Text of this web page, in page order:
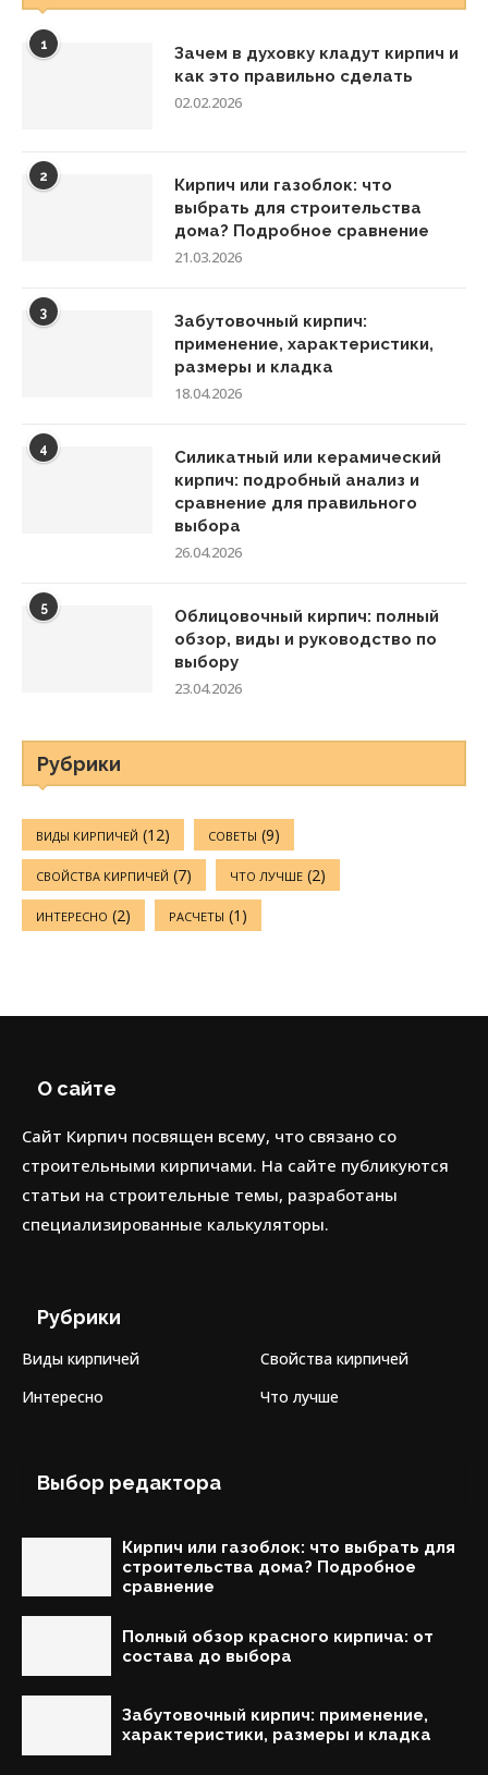
1
Зачем в духовку кладут кирпич и
как это правильно сделать
02.02.2026
2
Кирпич или газоблок: что
выбрать для строительства
дома? Подробное сравнение
21.03.2026
3
Забутовочный кирпич:
применение, характеристики,
размеры и кладка
18.04.2026
4
Силикатный или керамический
кирпич: подробный анализ и
сравнение для правильного
выбора
26.04.2026
5
Облицовочный кирпич: полный
обзор, виды и руководство по
выбору
23.04.2026
Рубрики
ВИДЫ КИРПИЧЕЙ (12) СОВЕТЫ (9)
СВОЙСТВА КИРПИЧЕЙ (7) ЧТО ЛУЧШЕ (2)
ИНТЕРЕСНО (2) РАСЧЕТЫ (1)
О сайте
Сайт Кирпич посвящен всему, что связано со
строительными кирпичами. На сайте публикуются
статьи на строительные темы, разработаны
специализированные калькуляторы.
Рубрики
Виды кирпичей
Свойства кирпичей
Интересно
Что лучше
Выбор редактора
Кирпич или газоблок: что выбрать для
строительства дома? Подробное
сравнение
Полный обзор красного кирпича: от
состава до выбора
Забутовочный кирпич: применение,
характеристики, размеры и кладка